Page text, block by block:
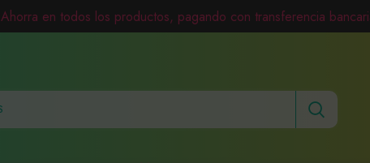
Ahorra en todos los productos, pagando con transferencia